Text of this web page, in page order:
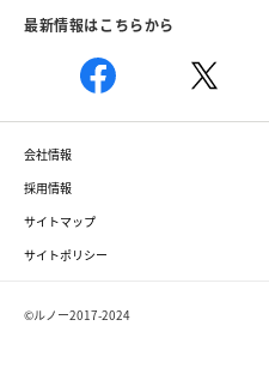
最新情報はこちらから
会社情報
採用情報
サイトマップ
サイトポリシー
©ルノー2017-2024